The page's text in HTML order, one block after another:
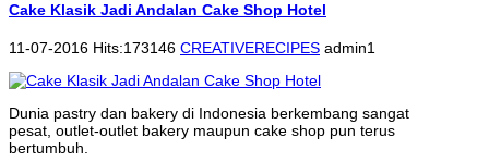
Cake Klasik Jadi Andalan Cake Shop Hotel
11-07-2016 Hits:173146 CREATIVERECIPES admin1
Dunia pastry dan bakery di Indonesia berkembang sangat
pesat, outlet-outlet bakery maupun cake shop pun terus
bertumbuh.